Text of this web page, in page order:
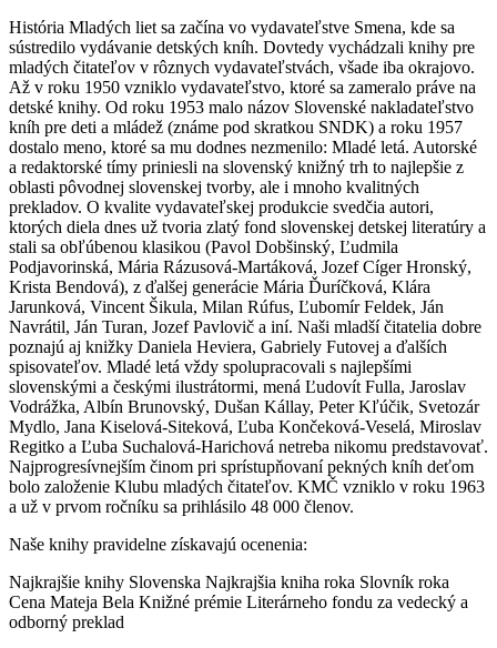
História Mladých liet sa začína vo vydavateľstve Smena, kde sa
sústredilo vydávanie detských kníh. Dovtedy vychádzali knihy pre
mladých čitateľov v rôznych vydavateľstvách, všade iba okrajovo.
Až v roku 1950 vzniklo vydavateľstvo, ktoré sa zameralo práve na
detské knihy. Od roku 1953 malo názov Slovenské nakladateľstvo
kníh pre deti a mládež (známe pod skratkou SNDK) a roku 1957
dostalo meno, ktoré sa mu dodnes nezmenilo: Mladé letá. Autorské
a redaktorské tímy priniesli na slovenský knižný trh to najlepšie z
oblasti pôvodnej slovenskej tvorby, ale i mnoho kvalitných
prekladov. O kvalite vydavateľskej produkcie svedčia autori,
ktorých diela dnes už tvoria zlatý fond slovenskej detskej literatúry a
stali sa obľúbenou klasikou (Pavol Dobšinský, Ľudmila
Podjavorinská, Mária Rázusová-Martáková, Jozef Cíger Hronský,
Krista Bendová), z ďalšej generácie Mária Ďuríčková, Klára
Jarunková, Vincent Šikula, Milan Rúfus, Ľubomír Feldek, Ján
Navrátil, Ján Turan, Jozef Pavlovič a iní. Naši mladší čitatelia dobre
poznajú aj knižky Daniela Heviera, Gabriely Futovej a ďalších
spisovateľov. Mladé letá vždy spolupracovali s najlepšími
slovenskými a českými ilustrátormi, mená Ľudovít Fulla, Jaroslav
Vodrážka, Albín Brunovský, Dušan Kállay, Peter Kľúčik, Svetozár
Mydlo, Jana Kiselová-Siteková, Ľuba Končeková-Veselá, Miroslav
Regitko a Ľuba Suchalová-Harichová netreba nikomu predstavovať.
Najprogresívnejším činom pri sprístupňovaní pekných kníh deťom
bolo založenie Klubu mladých čitateľov. KMČ vzniklo v roku 1963
a už v prvom ročníku sa prihlásilo 48 000 členov.
Naše knihy pravidelne získavajú ocenenia:
Najkrajšie knihy Slovenska Najkrajšia kniha roka Slovník roka
Cena Mateja Bela Knižné prémie Literárneho fondu za vedecký a
odborný preklad